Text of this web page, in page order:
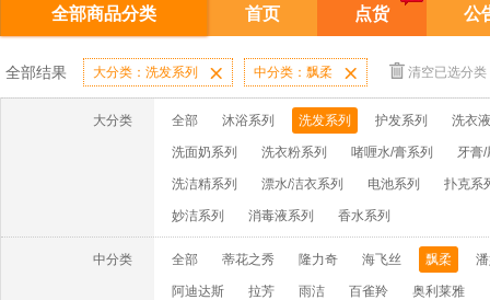
全部商品分类 首页 点货 公
全部结果 大分类：洗发系列  中分类：飘柔  清空已选分类
大分类 全部 沐浴系列 洗发系列 护发系列 洗衣
洗面奶系列 洗衣粉系列 啫喱水/膏系列 牙膏
洗洁精系列 漂水/洁衣系列 电池系列 扑克系
妙洁系列 消毒液系列 香水系列
中分类 全部 蒂花之秀 隆力奇 海飞丝 飘柔
阿迪达斯 拉芳 雨洁 百雀羚 奥利莱雅